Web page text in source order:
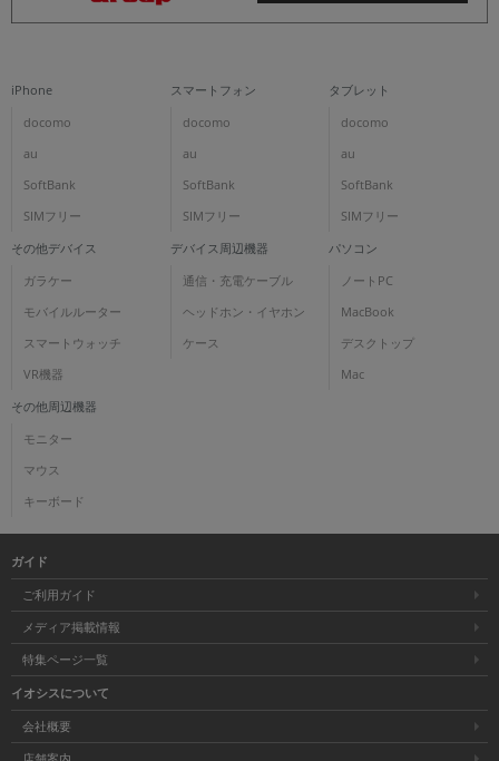
iPhone
docomo
au
SoftBank
SIMフリー
スマートフォン
docomo
au
SoftBank
SIMフリー
タブレット
docomo
au
SoftBank
SIMフリー
その他デバイス
ガラケー
モバイルルーター
スマートウォッチ
VR機器
デバイス周辺機器
通信・充電ケーブル
ヘッドホン・イヤホン
ケース
パソコン
ノートPC
MacBook
デスクトップ
Mac
その他周辺機器
モニター
マウス
キーボード
ガイド
ご利用ガイド
メディア掲載情報
特集ページ一覧
イオシスについて
会社概要